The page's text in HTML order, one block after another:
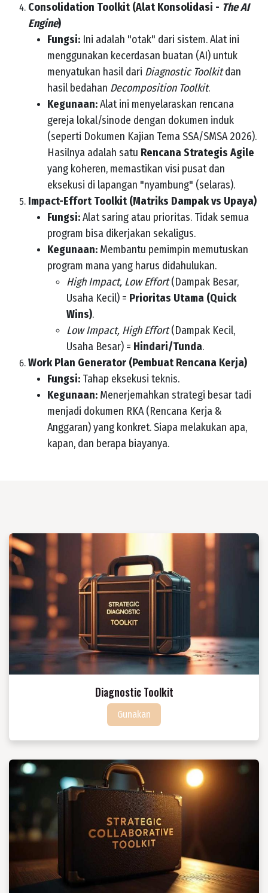
Consolidation Toolkit (Alat Konsolidasi - The AI
Engine)
Fungsi: Ini adalah "otak" dari sistem. Alat ini
menggunakan kecerdasan buatan (AI) untuk
menyatukan hasil dari Diagnostic Toolkitdan
hasil bedahan Decomposition Toolkit.
Kegunaan:Alat ini menyelaraskan rencana
gereja lokal/sinode dengan dokumen induk
(seperti Dokumen Kajian Tema SSA/SMSA 2026).
Hasilnya adalah satu Rencana Strategis Agile
yang koheren, memastikan visi pusat dan
eksekusi di lapangan "nyambung" (selaras).
Impact-Effort Toolkit (Matriks Dampak vs Upaya)
Fungsi:Alat saring atau prioritas. Tidak semua
program bisa dikerjakan sekaligus.
Kegunaan: Membantu pemimpin memutuskan
program mana yang harus didahulukan.
High Impact, Low Effort(Dampak Besar,
Usaha Kecil) = Prioritas Utama (Quick
Wins).
Low Impact, High Effort(Dampak Kecil,
Usaha Besar) = Hindari/Tunda.
Work Plan Generator (Pembuat Rencana Kerja)
Fungsi: Tahap eksekusi teknis.
Kegunaan: Menerjemahkan strategi besar tadi
menjadi dokumen RKA (Rencana Kerja &
Anggaran) yang konkret. Siapa melakukan apa,
kapan, dan berapa biayanya.
Diagnostic Toolkit
Gunakan​​​​